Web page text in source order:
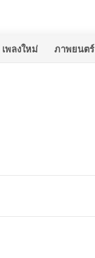
เพลงใหม่ ภาพยนตร์